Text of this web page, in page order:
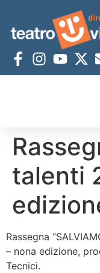
talenti
Rassegna
– nona edizione,
Tecnici.